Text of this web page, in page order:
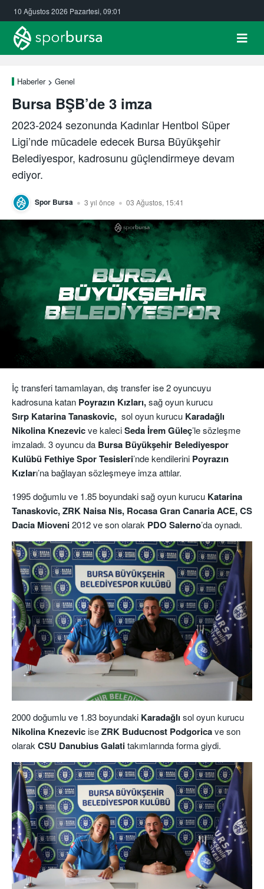
10 Ağustos 2026 Pazartesi, 09:01
Haberler Genel
Bursa BŞB’de 3 imza
2023-2024 sezonunda Kadınlar Hentbol Süper
Ligi’nde mücadele edecek Bursa Büyükşehir
Belediyespor, kadrosunu güçlendirmeye devam
ediyor.
Spor Bursa 3 yıl önce 03 Ağustos, 15:41
İç transferi tamamlayan, dış transfer ise 2 oyuncuyu
kadrosuna katan Poyrazın Kızları,sağ oyun kurucu
Sırp Katarina Tanaskovic, sol oyun kurucu Karadağlı
Nikolina Knezevicve kaleciSeda İremGüleç’le sözleşme
imzaladı. 3 oyuncu da Bursa Büyükşehir Belediyespor
Kulübü Fethiye Spor Tesisleri’nde kendilerini Poyrazın
Kızları’na bağlayan sözleşmeye imza attılar.
1995 doğumlu ve 1.85 boyundaki sağ oyun kurucu Katarina
Tanaskovic,ZRK Naisa Nis, Rocasa Gran Canaria ACE, CS
Dacia Mioveni2012 ve son olarak PDO Salerno’da oynadı.
2000 doğumlu ve 1.83 boyundaki Karadağlı sol oyun kurucu
Nikolina KnezeviciseZRK Buducnost Podgoricave son
olarak CSU Danubius Galatitakımlarında forma giydi.